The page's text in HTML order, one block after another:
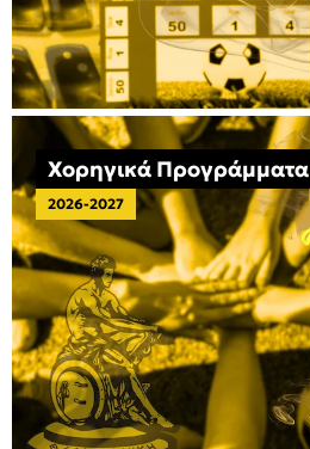
Χορηγικά Προγράμματα
2026-2027